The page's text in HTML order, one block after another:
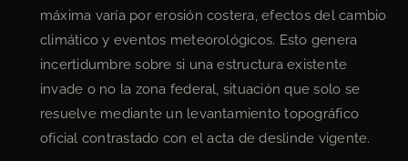
máxima varía por erosión costera, efectos del cambio
climático y eventos meteorológicos. Esto genera
incertidumbre sobre si una estructura existente
invade o no la zona federal, situación que solo se
resuelve mediante un levantamiento topográfico
oficial contrastado con el acta de deslinde vigente.